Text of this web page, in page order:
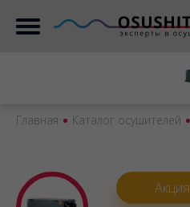
Главная Каталог осушителей
Акция